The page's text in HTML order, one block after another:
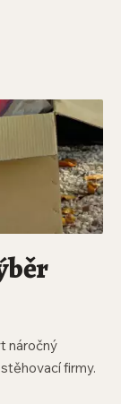
náročný
firmy.